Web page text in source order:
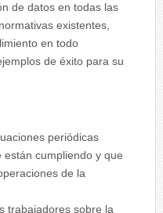
de datos en todas las
existentes,
en todo
de éxito para su
periódicas
cumpliendo y que
de la
trabajadores sobre la